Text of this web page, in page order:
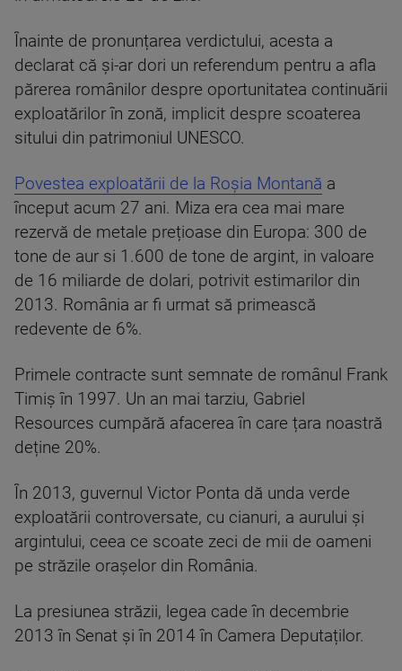
Înainte de pronunțarea verdictului, acesta a
declarat că și-ar dori un referendum pentru a afla
părerea românilor despre oportunitatea continuării
exploatărilor în zonă, implicit despre scoaterea
sitului din patrimoniul UNESCO.
Povestea exploatării de la Roșia Montană a
început acum 27 ani. Miza era cea mai mare
rezervă de metale prețioase din Europa: 300 de
tone de aur si 1.600 de tone de argint, in valoare
de 16 miliarde de dolari, potrivit estimarilor din
2013. România ar fi urmat să primească
redevente de 6%.
Primele contracte sunt semnate de românul Frank
Timiș în 1997. Un an mai tarziu, Gabriel
Resources cumpără afacerea în care țara noastră
deține 20%.
În 2013, guvernul Victor Ponta dă unda verde
exploatării controversate, cu cianuri, a aurului și
argintului, ceea ce scoate zeci de mii de oameni
pe străzile orașelor din România.
La presiunea străzii, legea cade în decembrie
2013 în Senat și în 2014 în Camera Deputaților.